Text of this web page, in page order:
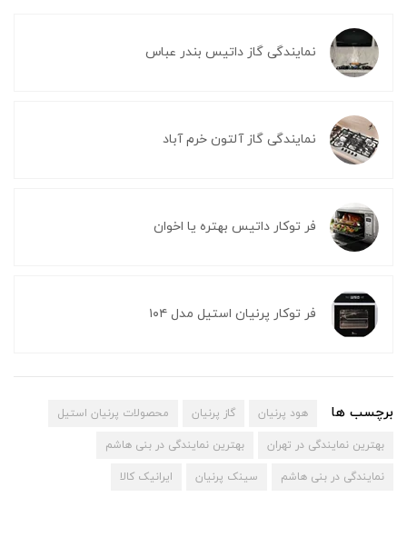
نمایندگی گاز داتیس بندر عباس
نمایندگی گاز آلتون خرم آباد
فر توکار داتیس بهتره یا اخوان
فر توکار پرنیان استیل مدل ۱۰۴
برچسب ها هود پرنیان گاز پرنیان محصولات پرنیان استیل
بهترین نمایندگی در تهران بهترین نمایندگی در بنی هاشم
نمایندگی در بنی هاشم سینک پرنیان ایرانیک کالا